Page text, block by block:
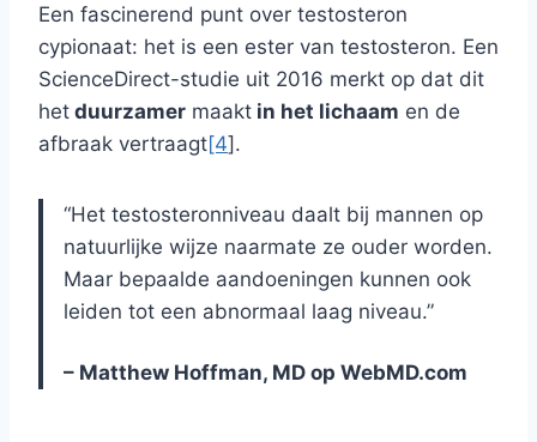
Een fascinerend punt over testosteron
cypionaat: het is een ester van testosteron. Een
ScienceDirect-studie uit 2016 merkt op dat dit
het duurzamer maakt in het lichaam en de
afbraak vertraagt[4].
“Het testosteronniveau daalt bij mannen op
natuurlijke wijze naarmate ze ouder worden.
Maar bepaalde aandoeningen kunnen ook
leiden tot een abnormaal laag niveau.”
– Matthew Hoffman, MD op WebMD.com